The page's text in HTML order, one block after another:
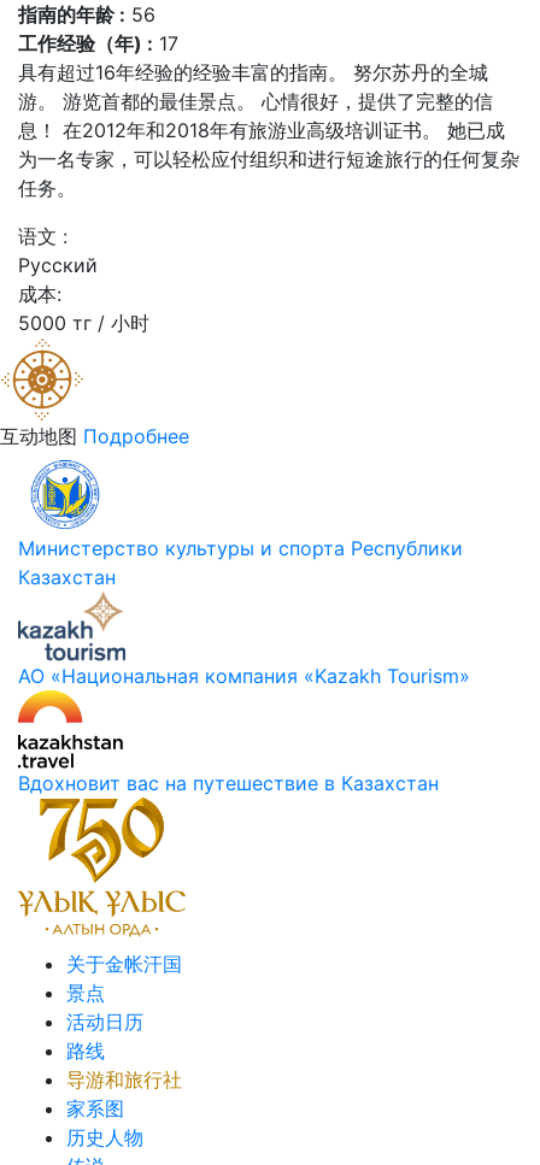
指南的年龄 : 56
工作经验（年) : 17
具有超过16年经验的经验丰富的指南。 努尔苏丹的全城
游。 游览首都的最佳景点。 心情很好，提供了完整的信
息！ 在2012年和2018年有旅游业高级培训证书。 她已成
为一名专家，可以轻松应付组织和进行短途旅行的任何复杂
任务。
语文 :
Русский
成本:
5000 тг / 小时
互动地图 Подробнее
Министерство культуры и спорта Республики
Казахстан
АО «Национальная компания «Kazakh Tourism»
Вдохновит вас на путешествие в Казахстан
关于金帐汗国
景点
活动日历
路线
导游和旅行社
家系图
历史人物